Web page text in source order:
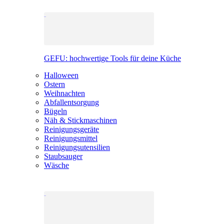
GEFU: hochwertige Tools für deine Küche
Halloween
Ostern
Weihnachten
Abfallentsorgung
Bügeln
Näh & Stickmaschinen
Reinigungsgeräte
Reinigungsmittel
Reinigungsutensilien
Staubsauger
Wäsche